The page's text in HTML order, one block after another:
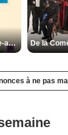
Les Matins merveilleux Bande-annonce VF
à ne pas